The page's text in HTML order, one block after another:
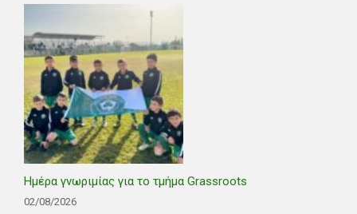
Ημέρα γνωριμίας για το τμήμα Grassroots
02/08/2026